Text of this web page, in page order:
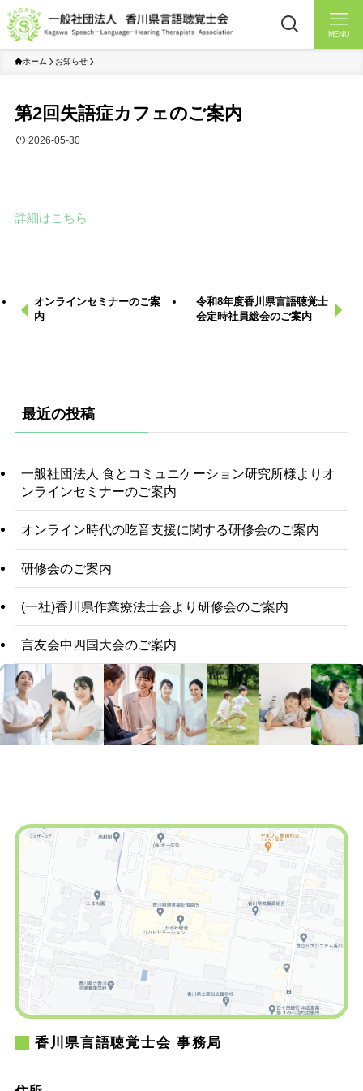
MENU
ホーム お知らせ
第2回失語症カフェのご案内
2026-05-30
詳細はこちら
オンラインセミナーのご案
内
令和8年度香川県言語聴覚士
会定時社員総会のご案内
最近の投稿
一般社団法人 食とコミュニケーション研究所様よりオ
ンラインセミナーのご案内
オンライン時代の吃音支援に関する研修会のご案内
研修会のご案内
(一社)香川県作業療法士会より研修会のご案内
言友会中四国大会のご案内
香川県言語聴覚士会 事務局